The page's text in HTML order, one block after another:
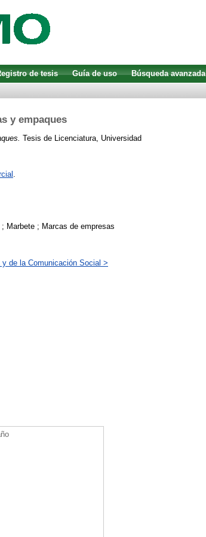
de tesis Guía de uso
Búsqueda avanzada
y empaques
Tesis de Licenciatura, Universidad
.
Marbete ; Marcas de empresas
de la Comunicación Social >